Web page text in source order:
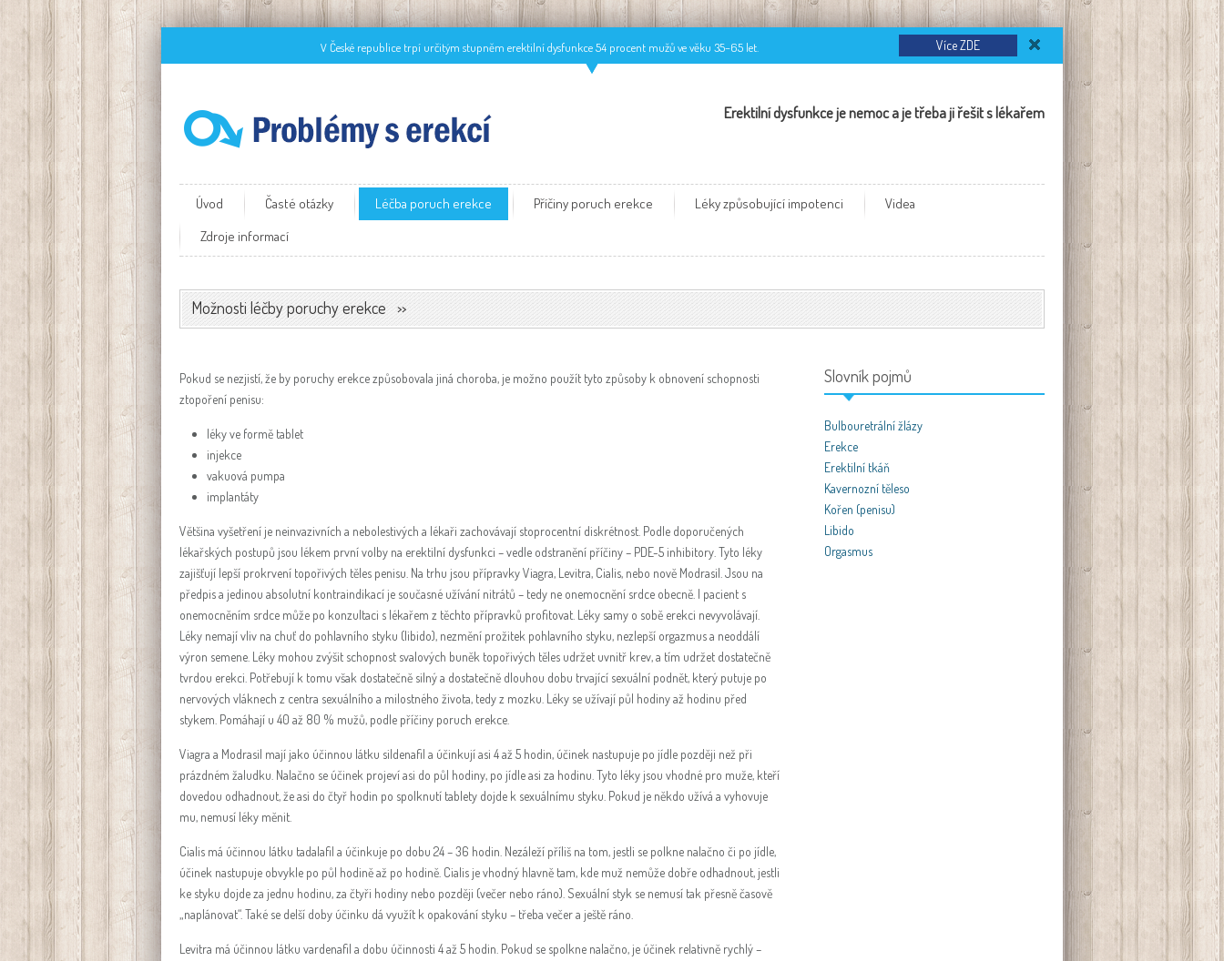
V České republice trpí určitým stupněm erektilní dysfunkce 54 procent mužů ve věku 35–65 let. Více ZDE
Erektilní dysfunkce je nemoc a je třeba ji řešit s lékařem
Úvod Časté otázky Léčba poruch erekce Příčiny poruch erekce Léky způsobující impotenci
Videa
Zdroje informací
Možnosti léčby poruchy erekce
Pokud se nezjistí, že by poruchy erekce způsobovala jiná choroba, je možno použít tyto způsoby k obnovení schopnosti
ztopoření penisu:
léky ve formě tablet
injekce
vakuová pumpa
implantáty
Většina vyšetření je neinvazivních a nebolestivých a lékaři zachovávají stoprocentní diskrétnost. Podle doporučených
lékařských postupů jsou lékem první volby na erektilní dysfunkci – vedle odstranění příčiny – PDE-5 inhibitory. Tyto léky
zajišťují lepší prokrvení topořivých těles penisu. Na trhu jsou přípravky Viagra, Levitra, Cialis, nebo nově Modrasil. Jsou na
předpis a jedinou absolutní kontraindikací je současné užívání nitrátů – tedy ne onemocnění srdce obecně. I pacient s
onemocněním srdce může po konzultaci s lékařem z těchto přípravků profitovat. Léky samy o sobě erekci nevyvolávají.
Léky nemají vliv na chuť do pohlavního styku (libido), nezmění prožitek pohlavního styku, nezlepší orgazmus a neoddálí
výron semene. Léky mohou zvýšit schopnost svalových buněk topořivých těles udržet uvnitř krev, a tím udržet dostatečně
tvrdou erekci. Potřebují k tomu však dostatečně silný a dostatečně dlouhou dobu trvající sexuální podnět, který putuje po
nervových vláknech z centra sexuálního a milostného života, tedy z mozku. Léky se užívají půl hodiny až hodinu před
stykem. Pomáhají u 40 až 80 % mužů, podle příčiny poruch erekce.
Viagra a Modrasil mají jako účinnou látku sildenafil a účinkují asi 4 až 5 hodin, účinek nastupuje po jídle později než při
prázdném žaludku. Nalačno se účinek projeví asi do půl hodiny, po jídle asi za hodinu. Tyto léky jsou vhodné pro muže, kteří
dovedou odhadnout, že asi do čtyř hodin po spolknutí tablety dojde k sexuálnímu styku. Pokud je někdo užívá a vyhovuje
mu, nemusí léky měnit.
Cialis má účinnou látku tadalafil a účinkuje po dobu 24 – 36 hodin. Nezáleží příliš na tom, jestli se polkne nalačno či po jídle,
účinek nastupuje obvykle po půl hodině až po hodině. Cialis je vhodný hlavně tam, kde muž nemůže dobře odhadnout, jestli
ke styku dojde za jednu hodinu, za čtyři hodiny nebo později (večer nebo ráno). Sexuální styk se nemusí tak přesně časově
„naplánovat“. Také se delší doby účinku dá využít k opakování styku – třeba večer a ještě ráno.
Levitra má účinnou látku vardenafil a dobu účinnosti 4 až 5 hodin. Pokud se spolkne nalačno, je účinek relativně rychlý –
Slovník pojmů
Bulbouretrální žlázy
Erekce
Erektilní tkáň
Kavernozní těleso
Kořen (penisu)
Libido
Orgasmus